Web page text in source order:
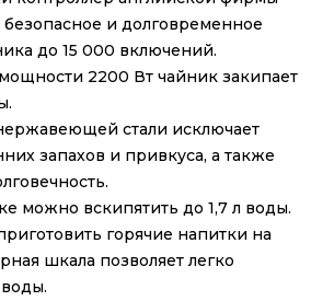
и долговременное
до 15 000 включений.
2200 Вт чайник закипает
стали исключает
запахов и привкуса, а также
можно вскипятить до 1,7 л воды.
горячие напитки на
шкала позволяет легко